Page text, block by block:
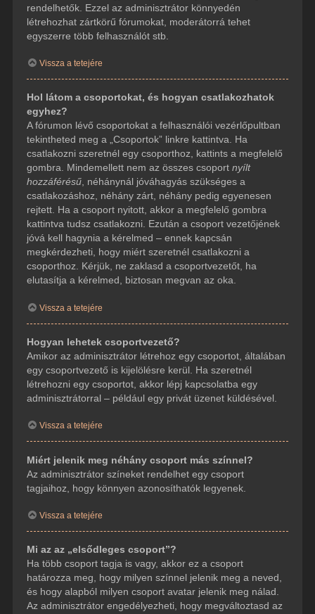
rendelhetők. Ezzel az adminisztrátor könnyedén
létrehozhat zártkörű fórumokat, moderátorrá tehet
egyszerre több felhasználót stb.
Vissza a tetejére
Hol látom a csoportokat, és hogyan csatlakozhatok
egyhez?
A fórumon lévő csoportokat a felhasználói vezérlőpultban
tekintheted meg a „Csoportok” linkre kattintva. Ha
csatlakozni szeretnél egy csoporthoz, kattints a megfelelő
gombra. Mindemellett nem az összes csoport nyílt
hozzáférésű, néhánynál jóváhagyás szükséges a
csatlakozáshoz, néhány zárt, néhány pedig egyenesen
rejtett. Ha a csoport nyitott, akkor a megfelelő gombra
kattintva tudsz csatlakozni. Ezután a csoport vezetőjének
jóvá kell hagynia a kérelmed – ennek kapcsán
megkérdezheti, hogy miért szeretnél csatlakozni a
csoporthoz. Kérjük, ne zaklasd a csoportvezetőt, ha
elutasítja a kérelmed, biztosan megvan az oka.
Vissza a tetejére
Hogyan lehetek csoportvezető?
Amikor az adminisztrátor létrehoz egy csoportot, általában
egy csoportvezető is kijelölésre kerül. Ha szeretnél
létrehozni egy csoportot, akkor lépj kapcsolatba egy
adminisztrátorral – például egy privát üzenet küldésével.
Vissza a tetejére
Miért jelenik meg néhány csoport más színnel?
Az adminisztrátor színeket rendelhet egy csoport
tagjaihoz, hogy könnyen azonosíthatók legyenek.
Vissza a tetejére
Mi az az „elsődleges csoport”?
Ha több csoport tagja is vagy, akkor ez a csoport
határozza meg, hogy milyen színnel jelenik meg a neved,
és hogy alapból milyen csoport avatar jelenik meg nálad.
Az adminisztrátor engedélyezheti, hogy megváltoztasd az